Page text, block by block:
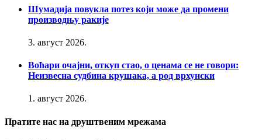
Шумадија повукла потез који може да промени
производњу ракије
3. август 2026.
Воћари очајни, откуп стао, о ценама се не говори:
Неизвесна судбина крушака, а род врхунски
1. август 2026.
Пратите нас на друштвеним мрежама